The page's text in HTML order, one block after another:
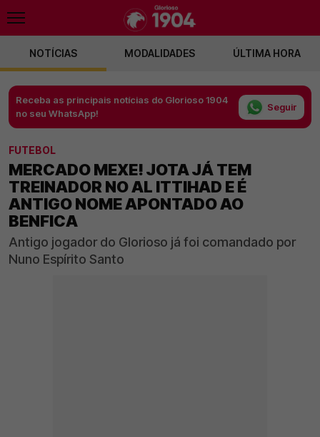
NOTÍCIAS MODALIDADES ÚLTIMA HORA
Receba as principais notícias do Glorioso 1904
no seu WhatsApp!
Seguir
FUTEBOL
MERCADO MEXE! JOTA JÁ TEM
TREINADOR NO AL ITTIHAD E É
ANTIGO NOME APONTADO AO
BENFICA
Antigo jogador do Glorioso já foi comandado por
Nuno Espírito Santo